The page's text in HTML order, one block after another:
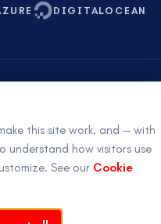
DIGITALOCEAN
this site work, and — with
understand how visitors use
See our Cookie